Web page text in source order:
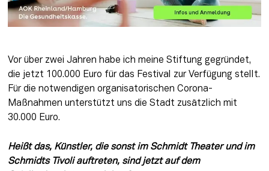
Vor über zwei Jahren habe ich meine Stiftung gegründet,
die jetzt 100.000 Euro für das Festival zur Verfügung stellt.
Für die notwendigen organisatorischen Corona-
Maßnahmen unterstützt uns die Stadt zusätzlich mit
30.000 Euro.
Heißt das, Künstler, die sonst im Schmidt Theater und im
Schmidts Tivoli auftreten, sind jetzt auf dem